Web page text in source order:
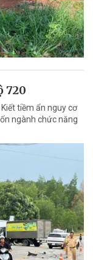
720
tiềm ẩn nguy cơ
ngành chức năng